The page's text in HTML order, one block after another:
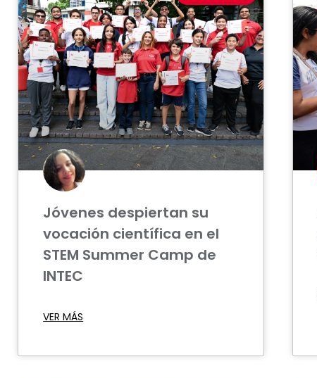
Jóvenes despiertan su
vocación científica en el
STEM Summer Camp de
INTEC
VER MÁS